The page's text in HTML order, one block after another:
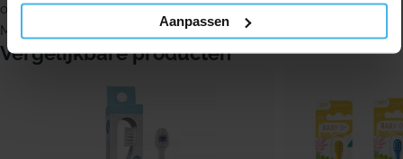
Aanpassen
ouders
Met zuignap aan de onderkant voor makkelijk opbergen
Vergelijkbare producten